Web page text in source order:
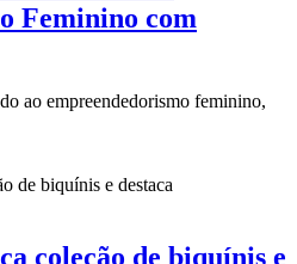
Feminino com
ao empreendedorismo feminino,
coleção de biquínis e